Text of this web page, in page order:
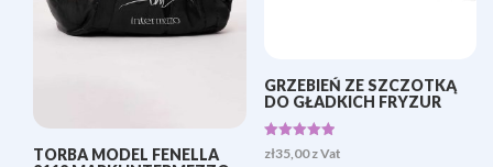
TORBA MODEL FENELLA
GRZEBIEŃ ZE SZCZOTKĄ
DO GŁADKICH FRYZUR
Oceniono
5.00
zł35,00 z Vat